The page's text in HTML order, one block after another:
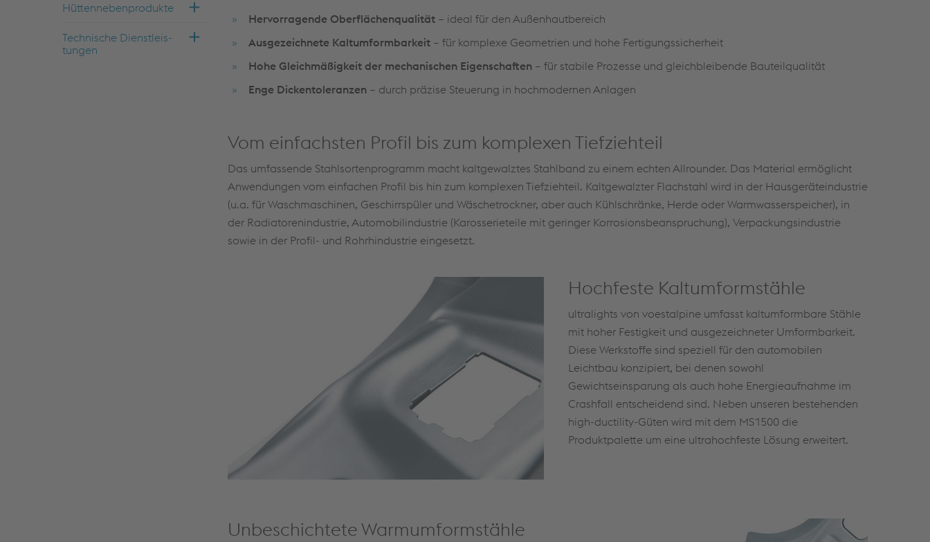
Hüt­ten­ne­ben­pro­duk­te
Tech­ni­sche Dienst­leis­
tun­gen
Hervorragende Oberflächenqualität– ideal für den Außenhautbereich
Ausgezeichnete Kaltumformbarkeit– für komplexe Geometrien und hohe Fertigungssicherheit
Hohe Gleichmäßigkeit der mechanischen Eigenschaften – für stabile Prozesse und gleichbleibende Bauteilqualität
Enge Dickentoleranzen – durch präzise Steuerung in hochmodernen Anlagen
Vom einfachsten Profil bis zum komplexen Tiefziehteil
Das umfassende Stahlsortenprogramm macht kaltgewalztes Stahlband zu einem echten Allrounder. Das Material ermöglicht
Anwendungen vom einfachen Profil bis hin zum komplexen Tiefziehteil. Kaltgewalzter Flachstahl wird in der Hausgeräteindustrie
(u.a. für Waschmaschinen, Geschirrspüler und Wäschetrockner, aber auch Kühlschränke, Herde oder Warmwasserspeicher), in
der Radiatorenindustrie, Automobilindustrie (Karosserieteile mit geringer Korrosionsbeanspruchung), Verpackungsindustrie
sowie in der Profil- und Rohrhindustrie eingesetzt.
Hochfeste Kaltumformstähle
ultralights von voestalpine umfasst kaltumformbare Stähle
mit hoher Festigkeit und ausgezeichneter Umformbarkeit.
Diese Werkstoffe sind speziell für den automobilen
Leichtbau konzipiert, bei denen sowohl
Gewichtseinsparung als auch hohe Energieaufnahme im
Crashfall entscheidend sind. Neben unseren bestehenden
high-ductility-Güten wird mit dem MS1500 die
Produktpalette um eine ultrahochfeste Lösung erweitert.
Unbeschichtete Warmumformstähle